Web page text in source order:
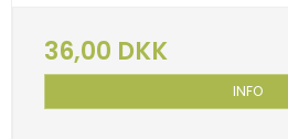
36,00 DKK
INFO